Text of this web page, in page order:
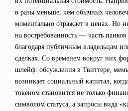
в разы меньше, чем обычных
моментально отражает в ценах. Но
на востребованность — часть
благодаря публичным владельцам
сделках. Со временем вокруг них
шлейф: обсуждения в Твиттере,
возникает социальный капитал,
токеном становится не только
символом статуса, а запросы вида